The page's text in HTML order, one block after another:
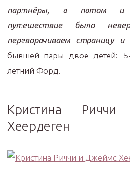
партнёры, а потом и
путешествие было
переворачиваем страницу и
бывшей пары двое детей:
летний Форд.
Кристина
Хеердеген